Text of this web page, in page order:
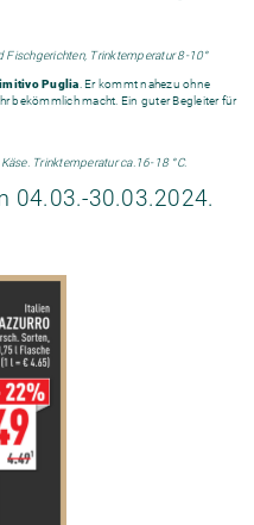
Fischgerichten, Trinktemperatur 8-10°
Puglia . Er kommt nahezu ohne
bekömmlich macht. Ein guter Begleiter für
Trinktemperatur ca.16-18 °C.
04.03.-30.03.2024.